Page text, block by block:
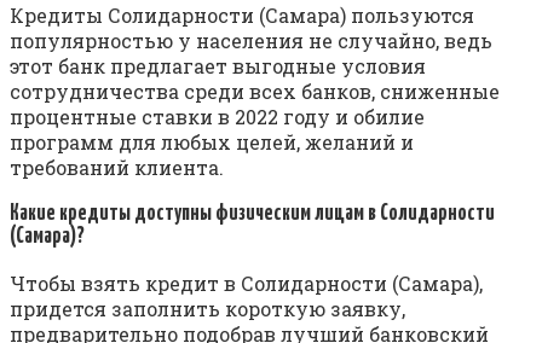
Кредиты Солидарности (Самара) пользуются
популярностью у населения не случайно, ведь
этот банк предлагает выгодные условия
сотрудничества среди всех банков, сниженные
процентные ставки в 2022 году и обилие
программ для любых целей, желаний и
требований клиента.
Какие кредиты доступны физическим лицам в Солидарности
(Самара)?
Чтобы взять кредит в Солидарности (Самара),
придется заполнить короткую заявку,
предварительно подобрав лучший банковский